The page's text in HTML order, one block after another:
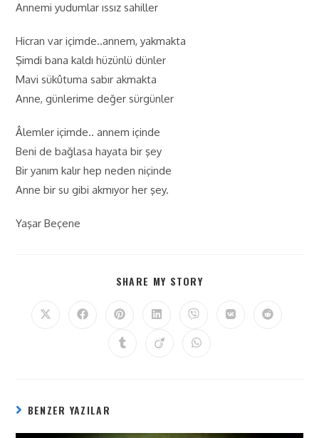
Annemi yudumlar ıssız sahiller
Hicran var içimde..annem, yakmakta
Şimdi bana kaldı hüzünlü dünler
Mavi sükûtuma sabır akmakta
Anne, günlerime değer sürgünler
Âlemler içimde.. annem içinde
Beni de bağlasa hayata bir şey
Bir yanım kalır hep neden niçinde
Anne bir su gibi akmıyor her şey.
Yaşar Beçene
SHARE MY STORY
BENZER YAZILAR